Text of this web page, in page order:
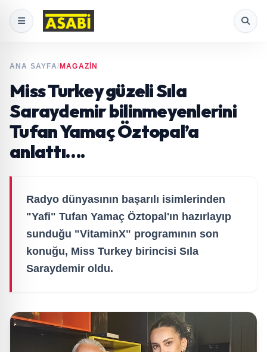
ANA SAYFA/ MAGAZİN
Miss Turkey güzeli Sıla
Saraydemir bilinmeyenlerini
Tufan Yamaç Öztopal’a
anlattı….
Radyo dünyasının başarılı isimlerinden
"Yafi" Tufan Yamaç Öztopal'ın hazırlayıp
sunduğu "VitaminX" programının son
konuğu, Miss Turkey birincisi Sıla
Saraydemir oldu.